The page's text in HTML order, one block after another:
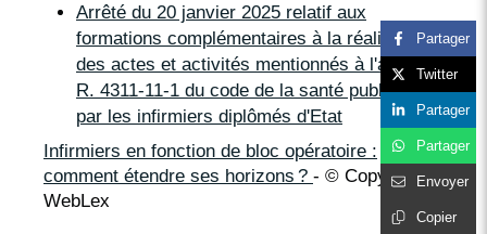
Arrêté du 20 janvier 2025 relatif aux
formations complémentaires à la réalisation
des actes et activités mentionnés à l'article
R. 4311-11-1 du code de la santé publique
par les infirmiers diplômés d'Etat
Infirmiers en fonction de bloc opératoire :
comment étendre ses horizons ? - © Copyright
WebLex
Partager
Twitter
Partager
Partager
Envoyer
Copier